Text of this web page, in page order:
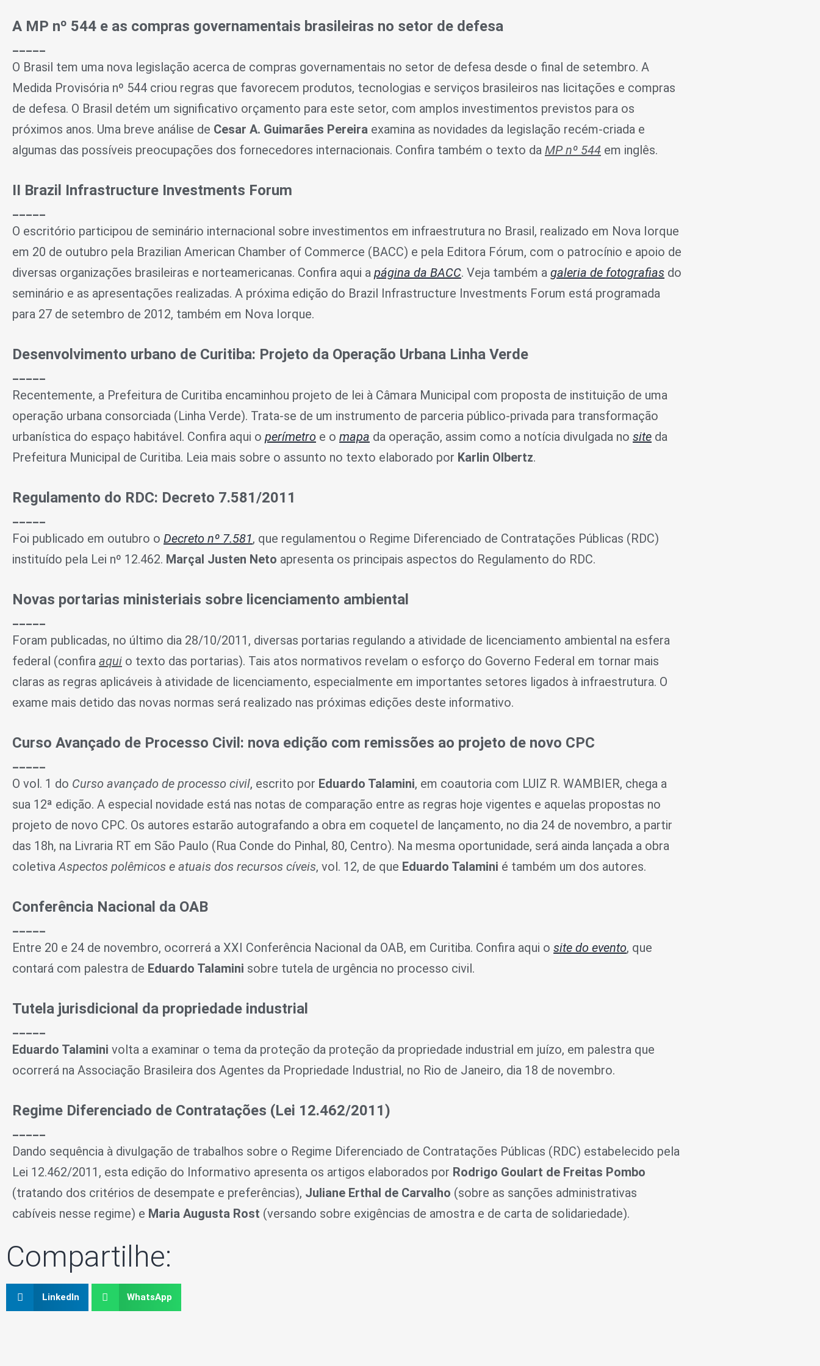
A MP nº 544 e as compras governamentais brasileiras no setor de defesa
_____
O Brasil tem uma nova legislação acerca de compras governamentais no setor de defesa desde o final de setembro. A
Medida Provisória nº 544 criou regras que favorecem produtos, tecnologias e serviços brasileiros nas licitações e compras
de defesa. O Brasil detém um significativo orçamento para este setor, com amplos investimentos previstos para os
próximos anos. Uma breve análise de Cesar A. Guimarães Pereira examina as novidades da legislação recém-criada e
algumas das possíveis preocupações dos fornecedores internacionais. Confira também o texto da MP nº 544 em inglês.
II Brazil Infrastructure Investments Forum
_____
O escritório participou de seminário internacional sobre investimentos em infraestrutura no Brasil, realizado em Nova Iorque
em 20 de outubro pela Brazilian American Chamber of Commerce (BACC) e pela Editora Fórum, com o patrocínio e apoio de
diversas organizações brasileiras e norteamericanas. Confira aqui a página da BACC. Veja também a galeria de fotografias do
seminário e as apresentações realizadas. A próxima edição do Brazil Infrastructure Investments Forum está programada
para 27 de setembro de 2012, também em Nova Iorque.
Desenvolvimento urbano de Curitiba: Projeto da Operação Urbana Linha Verde
_____
Recentemente, a Prefeitura de Curitiba encaminhou projeto de lei à Câmara Municipal com proposta de instituição de uma
operação urbana consorciada (Linha Verde). Trata-se de um instrumento de parceria público-privada para transformação
urbanística do espaço habitável. Confira aqui o perímetro e o mapa da operação, assim como a notícia divulgada no site da
Prefeitura Municipal de Curitiba. Leia mais sobre o assunto no texto elaborado por Karlin Olbertz.
Regulamento do RDC: Decreto 7.581/2011
_____
Foi publicado em outubro o Decreto nº 7.581, que regulamentou o Regime Diferenciado de Contratações Públicas (RDC)
instituído pela Lei nº 12.462. Marçal Justen Neto apresenta os principais aspectos do Regulamento do RDC.
Novas portarias ministeriais sobre licenciamento ambiental
_____
Foram publicadas, no último dia 28/10/2011, diversas portarias regulando a atividade de licenciamento ambiental na esfera
federal (confira aqui o texto das portarias). Tais atos normativos revelam o esforço do Governo Federal em tornar mais
claras as regras aplicáveis à atividade de licenciamento, especialmente em importantes setores ligados à infraestrutura. O
exame mais detido das novas normas será realizado nas próximas edições deste informativo.
Curso Avançado de Processo Civil: nova edição com remissões ao projeto de novo CPC
_____
O vol. 1 do Curso avançado de processo civil, escrito por Eduardo Talamini, em coautoria com LUIZ R. WAMBIER, chega a
sua 12ª edição. A especial novidade está nas notas de comparação entre as regras hoje vigentes e aquelas propostas no
projeto de novo CPC. Os autores estarão autografando a obra em coquetel de lançamento, no dia 24 de novembro, a partir
das 18h, na Livraria RT em São Paulo (Rua Conde do Pinhal, 80, Centro). Na mesma oportunidade, será ainda lançada a obra
coletivaAspectos polêmicos e atuais dos recursos cíveis, vol. 12, de que Eduardo Talamini é também um dos autores.
Conferência Nacional da OAB
_____
Entre 20 e 24 de novembro, ocorrerá a XXI Conferência Nacional da OAB, em Curitiba. Confira aqui o site do evento, que
contará com palestra de Eduardo Talamini sobre tutela de urgência no processo civil.
Tutela jurisdicional da propriedade industrial
_____
Eduardo Talamini volta a examinar o tema da proteção da proteção da propriedade industrial em juízo, em palestra que
ocorrerá na Associação Brasileira dos Agentes da Propriedade Industrial, no Rio de Janeiro, dia 18 de novembro.
Regime Diferenciado de Contratações (Lei 12.462/2011)
_____
Dando sequência à divulgação de trabalhos sobre o Regime Diferenciado de Contratações Públicas (RDC) estabelecido pela
Lei 12.462/2011 , esta edição do Informativo apresenta os artigos elaborados por Rodrigo Goulart de Freitas Pombo
(tratando dos critérios de desempate e preferências), Juliane Erthal de Carvalho (sobre as sanções administrativas
cabíveis nesse regime) e Maria Augusta Rost (versando sobre exigências de amostra e de carta de solidariedade).
Compartilhe:
LinkedIn WhatsApp